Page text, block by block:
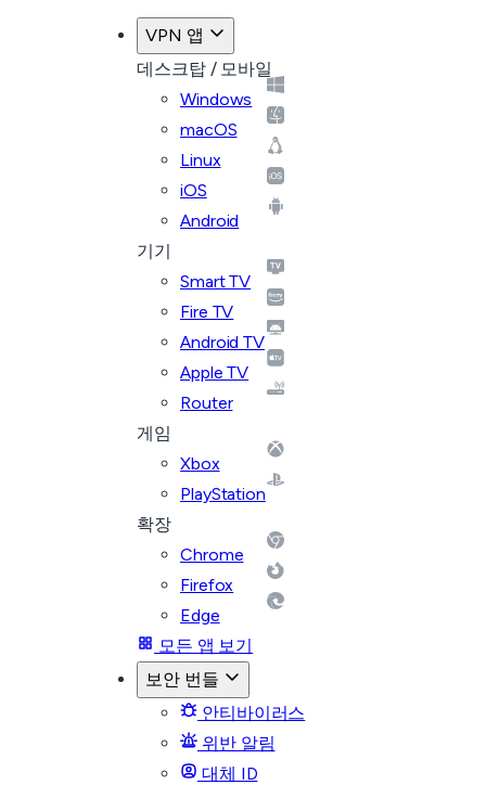
VPN 앱
데스크탑 / 모바일
Windows
macOS
Linux
iOS
Android
기기
Smart TV
Fire TV
Android TV
Apple TV
Router
게임
Xbox
PlayStation
확장
Chrome
Firefox
Edge
모든 앱 보기
보안 번들
안티바이러스
위반 알림
대체 ID